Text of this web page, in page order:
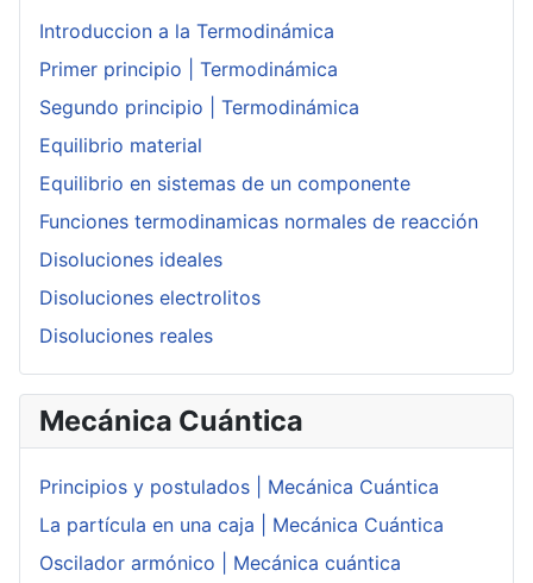
Introduccion a la Termodinámica
Primer principio | Termodinámica
Segundo principio | Termodinámica
Equilibrio material
Equilibrio en sistemas de un componente
Funciones termodinamicas normales de reacción
Disoluciones ideales
Disoluciones electrolitos
Disoluciones reales
Mecánica Cuántica
Principios y postulados | Mecánica Cuántica
La partícula en una caja | Mecánica Cuántica
Oscilador armónico | Mecánica cuántica